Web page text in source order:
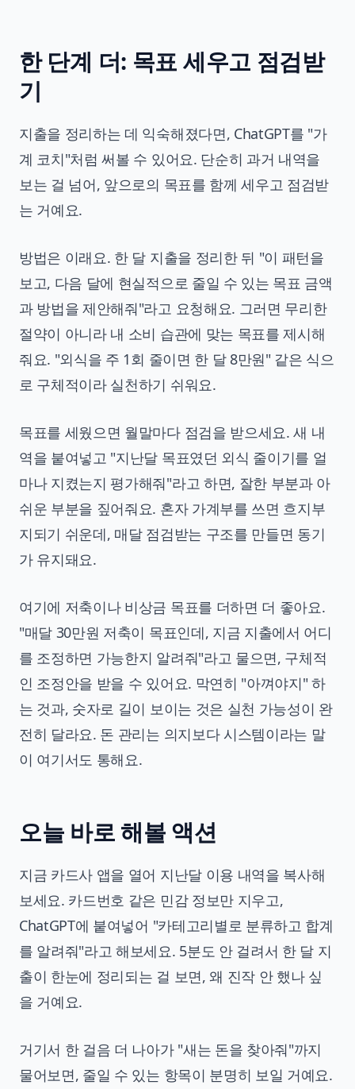
한 단계 더: 목표 세우고 점검받
기
지출을 정리하는 데 익숙해졌다면, ChatGPT를 "가
계 코치"처럼 써볼 수 있어요. 단순히 과거 내역을
보는 걸 넘어, 앞으로의 목표를 함께 세우고 점검받
는 거예요.
방법은 이래요. 한 달 지출을 정리한 뒤 "이 패턴을
보고, 다음 달에 현실적으로 줄일 수 있는 목표 금액
과 방법을 제안해줘"라고 요청해요. 그러면 무리한
절약이 아니라 내 소비 습관에 맞는 목표를 제시해
줘요. "외식을 주 1회 줄이면 한 달 8만원" 같은 식으
로 구체적이라 실천하기 쉬워요.
목표를 세웠으면 월말마다 점검을 받으세요. 새 내
역을 붙여넣고 "지난달 목표였던 외식 줄이기를 얼
마나 지켰는지 평가해줘"라고 하면, 잘한 부분과 아
쉬운 부분을 짚어줘요. 혼자 가계부를 쓰면 흐지부
지되기 쉬운데, 매달 점검받는 구조를 만들면 동기
가 유지돼요.
여기에 저축이나 비상금 목표를 더하면 더 좋아요.
"매달 30만원 저축이 목표인데, 지금 지출에서 어디
를 조정하면 가능한지 알려줘"라고 물으면, 구체적
인 조정안을 받을 수 있어요. 막연히 "아껴야지" 하
는 것과, 숫자로 길이 보이는 것은 실천 가능성이 완
전히 달라요. 돈 관리는 의지보다 시스템이라는 말
이 여기서도 통해요.
오늘 바로 해볼 액션
지금 카드사 앱을 열어 지난달 이용 내역을 복사해
보세요. 카드번호 같은 민감 정보만 지우고,
ChatGPT에 붙여넣어 "카테고리별로 분류하고 합계
를 알려줘"라고 해보세요. 5분도 안 걸려서 한 달 지
출이 한눈에 정리되는 걸 보면, 왜 진작 안 했나 싶
을 거예요.
거기서 한 걸음 더 나아가 "새는 돈을 찾아줘"까지
물어보면, 줄일 수 있는 항목이 분명히 보일 거예요.